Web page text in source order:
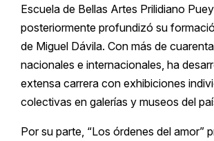
Escuela de Bellas Artes Prilidiano
posteriormente profundizó su
de Miguel Dávila. Con más de
nacionales e internacionales, ha
extensa carrera con exhibiciones
colectivas en galerías y museos del
Por su parte, “Los órdenes del amor”